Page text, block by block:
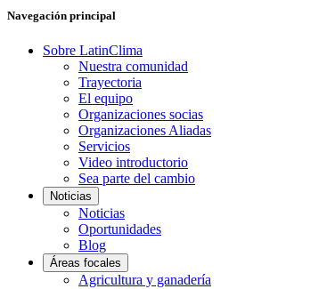
Navegación principal
Sobre LatinClima
Nuestra comunidad
Trayectoria
El equipo
Organizaciones socias
Organizaciones Aliadas
Servicios
Video introductorio
Sea parte del cambio
Noticias
Noticias
Oportunidades
Blog
Áreas focales
Agricultura y ganadería